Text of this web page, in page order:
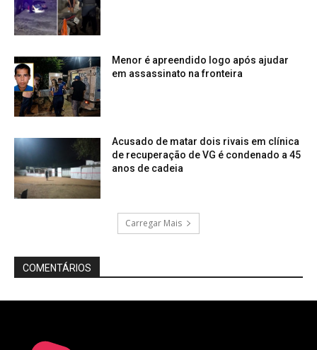
Menor é apreendido logo após ajudar
em assassinato na fronteira
Acusado de matar dois rivais em clínica
de recuperação de VG é condenado a 45
anos de cadeia
Carregar Mais
COMENTÁRIOS